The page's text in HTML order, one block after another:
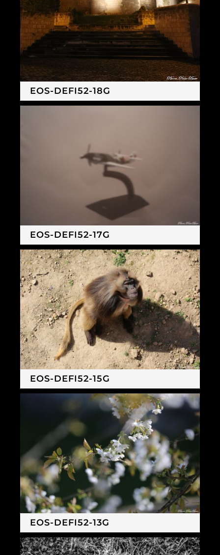
EOS-DEFI52-18G
EOS-DEFI52-17G
EOS-DEFI52-15G
EOS-DEFI52-13G